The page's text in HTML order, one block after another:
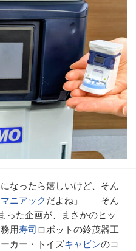
なったら嬉しいけど、そん
マニアックだよね」――そん
った企画が、まさかのヒッ
用寿司ロボットの鈴茂器工
カー・トイズキャビンのコ